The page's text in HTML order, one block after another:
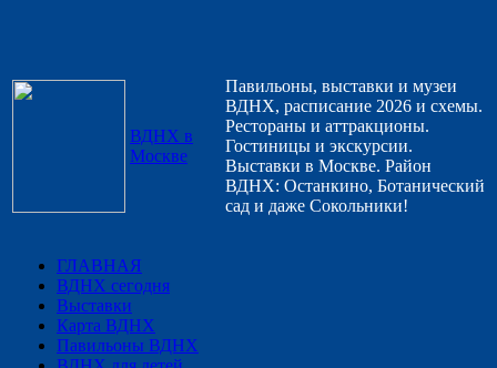
ВДНХ в
Москве
Павильоны, выставки и музеи
ВДНХ, расписание 2026 и схемы.
Рестораны и аттракционы.
Гостиницы и экскурсии.
Выставки в Москве. Район
ВДНХ: Останкино, Ботанический
сад и даже Сокольники!
ГЛАВНАЯ
ВДНХ сегодня
Выставки
Карта ВДНХ
Павильоны ВДНХ